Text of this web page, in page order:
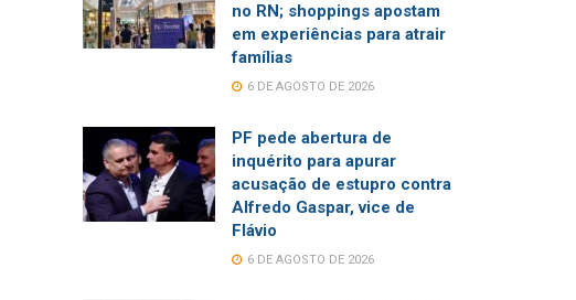
no RN; shoppings apostam
em experiências para atrair
famílias
6 DE AGOSTO DE 2026
PF pede abertura de
inquérito para apurar
acusação de estupro contra
Alfredo Gaspar, vice de
Flávio
6 DE AGOSTO DE 2026